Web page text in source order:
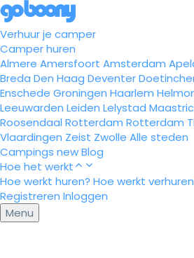
Verhuur je camper
Camper huren
Almere Amersfoort Amsterdam
Breda Den Haag Deventer
Enschede Groningen Haarlem
Leeuwarden Leiden Lelystad
Roosendaal Rotterdam Rotterdam
Vlaardingen Zeist Zwolle Alle steden
Campings newBlog
Hoe het werkt
Hoe werkt huren? Hoe werkt
Registreren Inloggen
Menu